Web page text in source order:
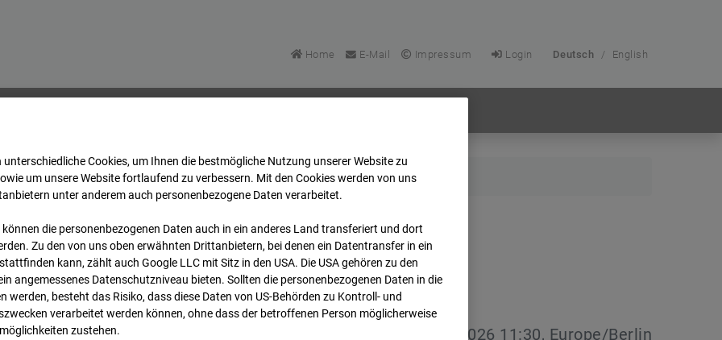
Home E-Mail Impressum Login Deutsch / English
Bonatzbau -Cam7 Archiv 2026 07 08 11:30
-Cam7
08.07.2026 11:30, Europe/Berlin
unterschiedliche Cookies, um Ihnen die best­mögliche Nutzung unserer Website zu
um unsere Website fortlaufend zu verbessern. Mit den Cookies werden von uns
unter anderem auch personenbezogene Daten verarbeitet.
können die personenbezogenen Daten auch in ein anderes Land transferiert und dort
Zu den von uns oben erwähnten Drittanbietern, bei denen ein Datentransfer in ein
kann, zählt auch Google LLC mit Sitz in den USA. Die USA gehören zu den
angemessenes Datenschutzniveau bieten. Sollten die personenbezogenen Daten in die
werden, besteht das Risiko, dass diese Daten von US-Behörden zu Kontroll- und
verarbeitet werden können, ohne dass der betroffenen Person möglicherweise
zustehen.